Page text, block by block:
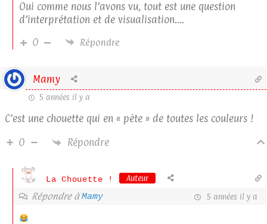
Oui comme nous l’avons vu, tout est une question
d’interprétation et de visualisation….
0
Répondre
Mamy
5 années il y a
C’est une chouette qui en « pète » de toutes les couleurs !
0
Répondre
La Chouette ! Auteur
Répondre àMamy 5 années il y a